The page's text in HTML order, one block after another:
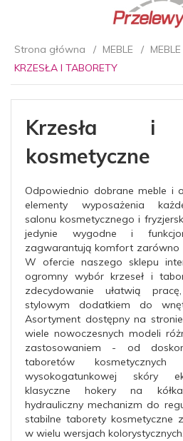
Strona główna MEBLE
KRZESŁA I TABORETY
Krzesła i
kosmetyczne
Odpowiednio dobrane meble i
elementy wyposażenia
salonu kosmetycznego i
jedynie wygodne i
zagwarantują komfort zarówno
W ofercie naszego sklepu
ogromny wybór krzeseł i
zdecydowanie ułatwią
stylowym dodatkiem do
Asortyment dostępny na
wiele nowoczesnych modeli
zastosowaniem - od
taboretów
wysokogatunkowej skóry
klasyczne hokery na
hydrauliczny mechanizm do
stabilne taborety kosmetyczne
w wielu wersjach kolorystycznych.